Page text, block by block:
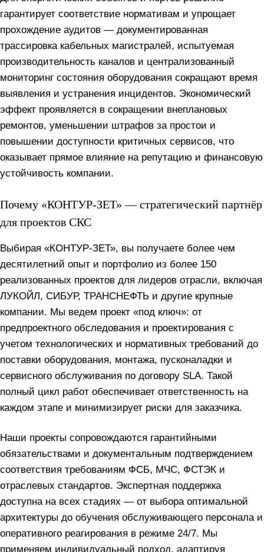
гарантирует соответствие нормативам и упрощает
прохождение аудитов — документированная
трассировка кабельных магистралей, испытуемая
производительность каналов и централизованный
мониторинг состояния оборудования сокращают время
выявления и устранения инцидентов. Экономический
эффект проявляется в сокращении внеплановых
ремонтов, уменьшении штрафов за простои и
повышении доступности критичных сервисов, что
оказывает прямое влияние на репутацию и финансовую
устойчивость компании.
Почему «КОНТУР-ЗЕТ» — стратегический партнёр
для проектов СКС
Выбирая «КОНТУР-ЗЕТ», вы получаете более чем
десятилетний опыт и портфолио из более 150
реализованных проектов для лидеров отрасли, включая
ЛУКОЙЛ, СИБУР, ТРАНСНЕФТЬ и другие крупные
компании. Мы ведем проект «под ключ»: от
предпроектного обследования и проектирования с
учетом технологических и нормативных требований до
поставки оборудования, монтажа, пусконаладки и
сервисного обслуживания по договору SLA. Такой
полный цикл работ обеспечивает ответственность на
каждом этапе и минимизирует риски для заказчика.
Наши проекты сопровождаются гарантийными
обязательствами и документальным подтверждением
соответствия требованиям ФСБ, МЧС, ФСТЭК и
отраслевых стандартов. Экспертная поддержка
доступна на всех стадиях — от выбора оптимальной
архитектуры до обучения обслуживающего персонала и
оперативного реагирования в режиме 24/7. Мы
применяем индивидуальный подход, адаптируя